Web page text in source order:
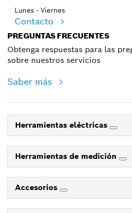
Lunes - Viernes
Contacto
PREGUNTAS FRECUENTES
Obtenga respuestas para las
sobre nuestros servicios
Saber más
Herramientas eléctricas
Herramientas de medición
Accesorios